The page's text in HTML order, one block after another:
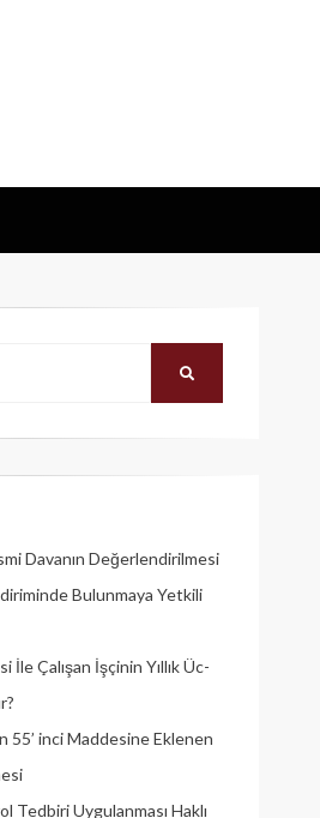
Davanın Değerlendirilmesi
Bulunmaya Yetkili
İle Çalışan İşçinin Yıllık Üc­
55’ inci Maddesine Eklenen
Tedbiri Uygulanması Haklı